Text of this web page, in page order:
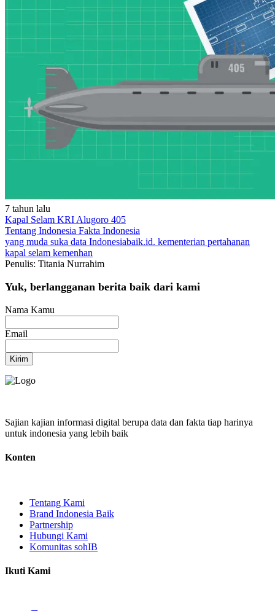
7 tahun lalu
Kapal Selam KRI Alugoro 405
Tentang Indonesia Fakta Indonesia
yang muda suka data Indonesiabaik.id. kementerian pertahanan
kapal selam kemenhan
Penulis: Titania Nurrahim
Yuk, berlangganan berita baik dari kami
Nama Kamu
Email
Kirim
Sajian kajian informasi digital berupa data dan fakta tiap harinya
untuk indonesia yang lebih baik
Konten
Tentang Kami
Brand Indonesia Baik
Partnership
Hubungi Kami
Komunitas sohIB
Ikuti Kami